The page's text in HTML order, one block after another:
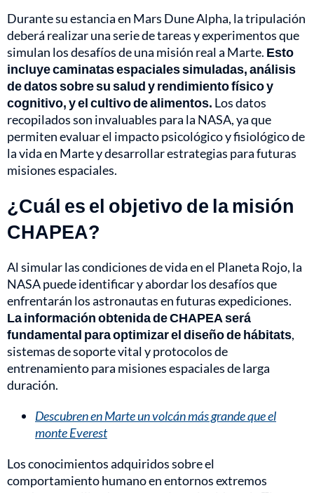
Durante su estancia en Mars Dune Alpha, la tripulación
deberá realizar una serie de tareas y experimentos que
simulan los desafíos de una misión real a Marte. Esto
incluye caminatas espaciales simuladas, análisis
de datos sobre su salud y rendimiento físico y
cognitivo, y el cultivo de alimentos. Los datos
recopilados son invaluables para la NASA, ya que
permiten evaluar el impacto psicológico y fisiológico de
la vida en Marte y desarrollar estrategias para futuras
misiones espaciales.
¿Cuál es el objetivo de la misión
CHAPEA?
Al simular las condiciones de vida en el Planeta Rojo, la
NASA puede identificar y abordar los desafíos que
enfrentarán los astronautas en futuras expediciones.
La información obtenida de CHAPEA será
fundamental para optimizar el diseño de hábitats,
sistemas de soporte vital y protocolos de
entrenamiento para misiones espaciales de larga
duración.
Descubren en Marte un volcán más grande que el
monte Everest
Los conocimientos adquiridos sobre el
comportamiento humano en entornos extremos